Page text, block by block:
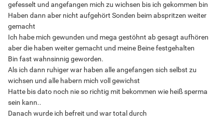
gefesselt und angefangen mich zu wichsen bis ich gekommen bin
Haben dann aber nicht aufgehört Sonden beim abspritzen weiter
gemacht
Ich habe mich gewunden und mega gestöhnt ab gesagt aufhören
aber die haben weiter gemacht und meine Beine festgehalten
Bin fast wahnsinnig geworden.
Als ich dann ruhiger war haben alle angefangen sich selbst zu
wichsen und alle habern mich voll gewichst
Hatte bis dato noch nie so richtig mit bekommen wie heiß sperma
sein kann..
Danach wurde ich befreit und war total durch